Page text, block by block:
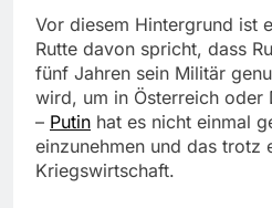
Vor diesem Hintergrund ist
Rutte davon spricht, dass
fünf Jahren sein Militär
wird, um in Österreich oder
– Putin hat es nicht einmal
einzunehmen und das trotz
Kriegswirtschaft.